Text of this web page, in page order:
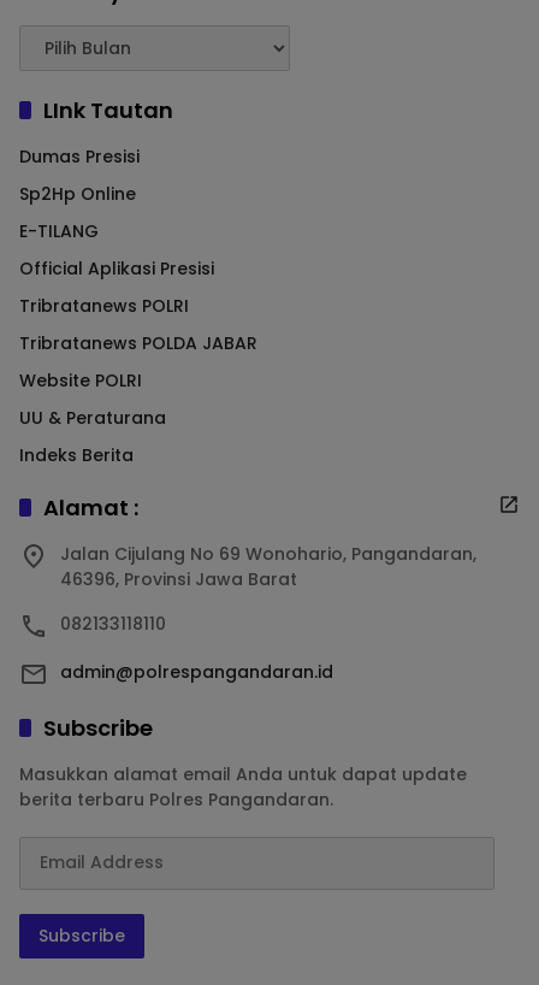
LInk Tautan
Dumas Presisi
Sp2Hp Online
E-TILANG
Official Aplikasi Presisi
Tribratanews POLRI
Tribratanews POLDA JABAR
Website POLRI
UU & Peraturana
Indeks Berita
Alamat :
Jalan Cijulang No 69 Wonohario, Pangandaran,
46396, Provinsi Jawa Barat
082133118110
admin@polrespangandaran.id
Subscribe
Masukkan alamat email Anda untuk dapat update
berita terbaru Polres Pangandaran.
Subscribe